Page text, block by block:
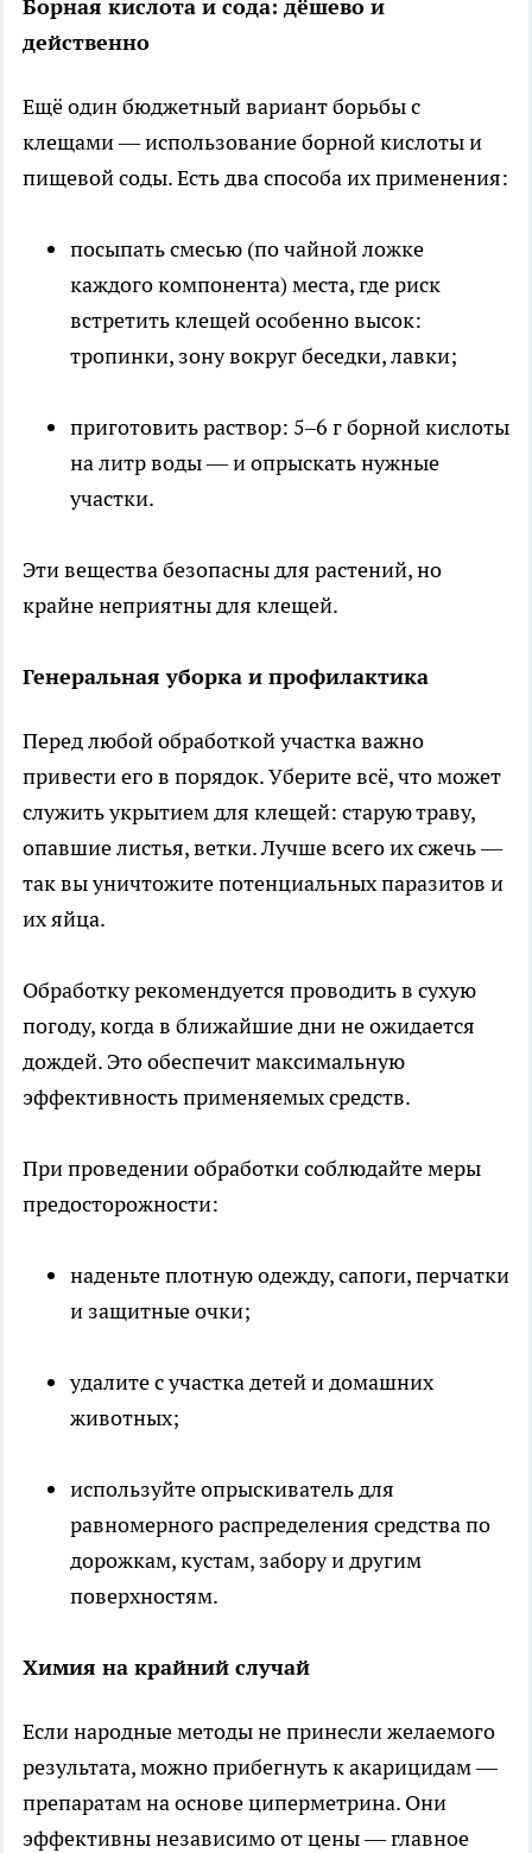
Борная кислота и сода: дёшево и
действенно
Ещё один бюджетный вариант борьбы с
клещами — использование борной кислоты и
пищевой соды. Есть два способа их применения:
посыпать смесью (по чайной ложке
каждого компонента) места, где риск
встретить клещей особенно высок:
тропинки, зону вокруг беседки, лавки;
приготовить раствор: 5–6 г борной кислоты
на литр воды — и опрыскать нужные
участки.
Эти вещества безопасны для растений, но
крайне неприятны для клещей.
Генеральная уборка и профилактика
Перед любой обработкой участка важно
привести его в порядок. Уберите всё, что может
служить укрытием для клещей: старую траву,
опавшие листья, ветки. Лучше всего их сжечь —
так вы уничтожите потенциальных паразитов и
их яйца.
Обработку рекомендуется проводить в сухую
погоду, когда в ближайшие дни не ожидается
дождей. Это обеспечит максимальную
эффективность применяемых средств.
При проведении обработки соблюдайте меры
предосторожности:
наденьте плотную одежду, сапоги, перчатки
и защитные очки;
удалите с участка детей и домашних
животных;
используйте опрыскиватель для
равномерного распределения средства по
дорожкам, кустам, забору и другим
поверхностям.
Химия на крайний случай
Если народные методы не принесли желаемого
результата, можно прибегнуть к акарицидам —
препаратам на основе циперметрина. Они
эффективны независимо от цены — главное